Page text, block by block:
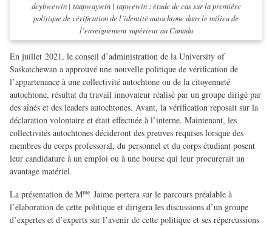
deybwewin | taapwaywin | tapwewin : étude de cas sur la première
politique de vérification de l’identité autochtone dans le milieu de
l’enseignement supérieur au Canada
En juillet 2021, le conseil d’administration de la University of
Saskatchewan a approuvé une nouvelle politique de vérification de
l’appartenance à une collectivité autochtone ou de la citoyenneté
autochtone, résultat du travail innovateur réalisé par un groupe dirigé par
des aînés et des leaders autochtones. Avant, la vérification reposait sur la
déclaration volontaire et était effectuée à l’interne. Maintenant, les
collectivités autochtones décideront des preuves requises lorsque des
membres du corps professoral, du personnel et du corps étudiant posent
leur candidature à un emploi ou à une bourse qui leur procurerait un
avantage matériel.
La présentation de Mme Jaime portera sur le parcours préalable à
l’élaboration de cette politique et dirigera les discussions d’un groupe
d’expertes et d’experts sur l’avenir de cette politique et ses répercussions